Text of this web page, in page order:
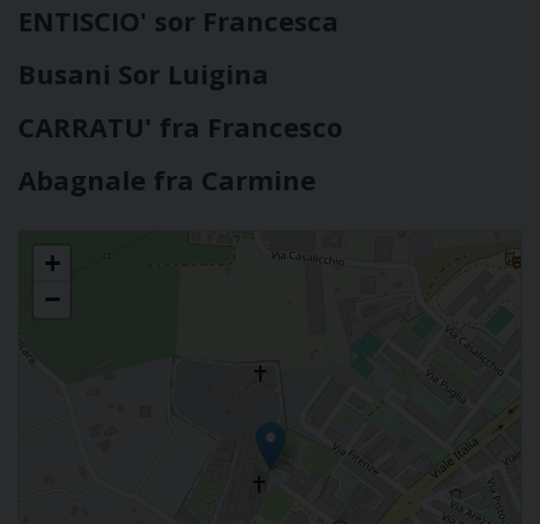
ENTISCIO' sor Francesca
Busani Sor Luigina
CARRATU' fra Francesco
Abagnale fra Carmine
Fraternità Francescana di Betania
+
−